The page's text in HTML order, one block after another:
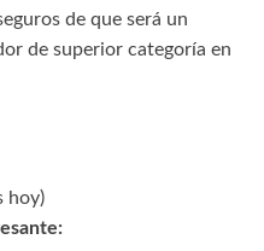
de que será un
de superior categoría en
hoy)